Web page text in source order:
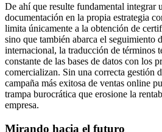
De ahí que resulte fundamental integrar
documentación en la propia estrategia
limita únicamente a la obtención de
sino que también abarca el seguimiento
internacional, la traducción de términos
constante de las bases de datos con los
comercializan. Sin una correcta gestión
campaña más exitosa de ventas online
trampa burocrática que erosione la
empresa.
Mirando hacia el futuro